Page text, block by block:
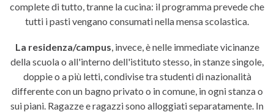
complete di tutto, tranne la cucina: il programma prevede che
tutti i pasti vengano consumati nella mensa scolastica.
La residenza/campus, invece, è nelle immediate vicinanze
della scuola o all'interno dell'istituto stesso, in stanze singole,
doppie o a più letti, condivise tra studenti di nazionalità
differente con un bagno privato o in comune, in ogni stanza o
sui piani. Ragazze e ragazzi sono alloggiati separatamente. In